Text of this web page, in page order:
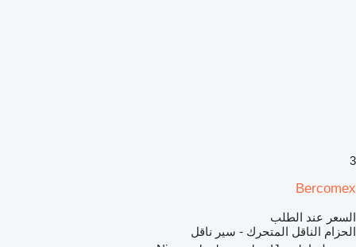
3
Bercomex
السعر عند الطلب
الحزام الناقل المتحرك - سير ناقل